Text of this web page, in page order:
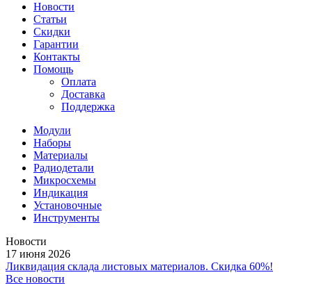
Новости
Статьи
Скидки
Гарантии
Контакты
Помощь
Оплата
Доставка
Поддержка
Модули
Наборы
Материалы
Радиодетали
Микросхемы
Индикация
Установочные
Инструменты
Новости
17 июня 2026
Ликвидация склада листовых материалов. Скидка 60%!
Все новости